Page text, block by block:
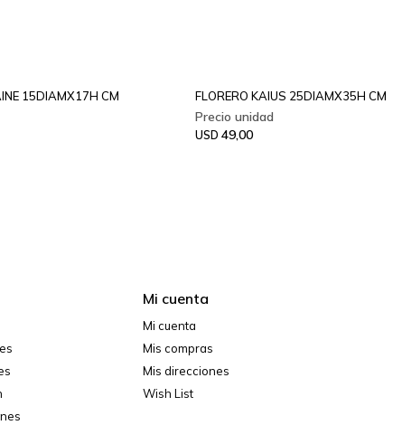
15DIAMX17H CM FLORERO KAIUS 25DIAMX35H CM
USD 49,00
Mi cuenta
Mi cuenta
Mis compras
Mis direcciones
Wish List